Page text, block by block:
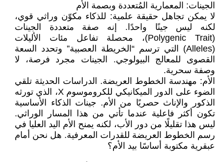
الجينات: المعمارية المُتعددة وبصمة الأم
لا يمكن تجاهل حقيقة علمية: للذكاء مكوّن وراثي قوي،
لكنه ليس جينًا واحدًا. إنه صفة متعددة الجينات
(Polygenic Trait)، محصلة تفاعل مئات الأليلات
(Alleles) التي ترسم “الخريطة العصبية” وتحدد السعة
القصوى للمعالج البيولوجي. الجينات مجرد فرصة، لا
وصفة سحرية.
الأم: مهندسة الخطوط العريضة. الدراسات الحديثة تلقي
الضوء على الدور الميكانيكي للكروموسوم X، الذي تورثه
الذكور والإناث حصريًا من الأم. جينات الذكاء الأساسية
تكون أكثر فاعلية عندما تأتي من هذا المسار الوراثي.
ليس هذا تقليلًا من دور الأب، لكنه يمنح الأم اليد العليا في
رسم الخطوط العريضة للقدرات المعرفية. هل نحن أمام
عبقرية مكتوبة أساسًا بيد الأم؟